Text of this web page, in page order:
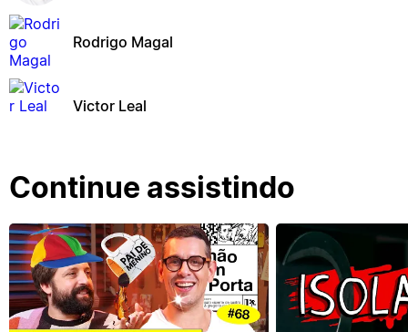
Rodrigo Magal
Victor Leal
Continue assistindo